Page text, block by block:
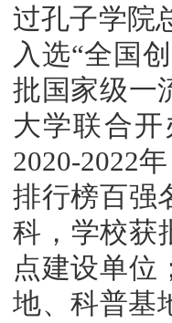
过孔子学院
入选“全国
批国家级一
大学联合
2020-2022
排行榜百强
科，学校获
点建设单位
地、科普基